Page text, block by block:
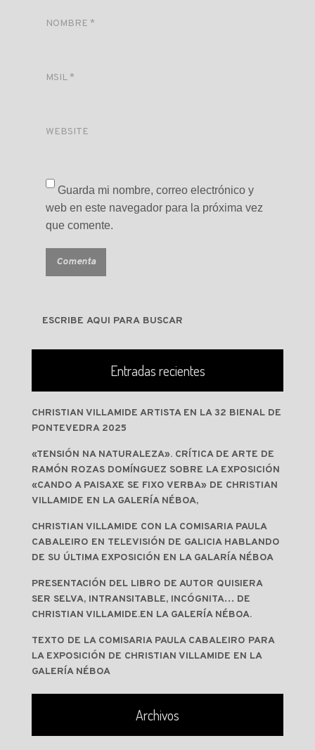
NOMBRE *
MSIL *
WEBSITE
Guarda mi nombre, correo electrónico y
web en este navegador para la próxima vez
que comente.
Entradas recientes
CHRISTIAN VILLAMIDE ARTISTA EN LA 32 BIENAL DE
PONTEVEDRA 2025
«TENSIÓN NA NATURALEZA». CRÍTICA DE ARTE DE
RAMÓN ROZAS DOMÍNGUEZ SOBRE LA EXPOSICIÓN
«CANDO A PAISAXE SE FIXO VERBA» DE CHRISTIAN
VILLAMIDE EN LA GALERÍA NÉBOA,
CHRISTIAN VILLAMIDE CON LA COMISARIA PAULA
CABALEIRO EN TELEVISIÓN DE GALICIA HABLANDO
DE SU ÚLTIMA EXPOSICIÓN EN LA GALARÍA NÉBOA
PRESENTACIÓN DEL LIBRO DE AUTOR QUISIERA
SER SELVA, INTRANSITABLE, INCÓGNITA… DE
CHRISTIAN VILLAMIDE.EN LA GALERÍA NÉBOA.
TEXTO DE LA COMISARIA PAULA CABALEIRO PARA
LA EXPOSICIÓN DE CHRISTIAN VILLAMIDE EN LA
GALERÍA NÉBOA
Archivos